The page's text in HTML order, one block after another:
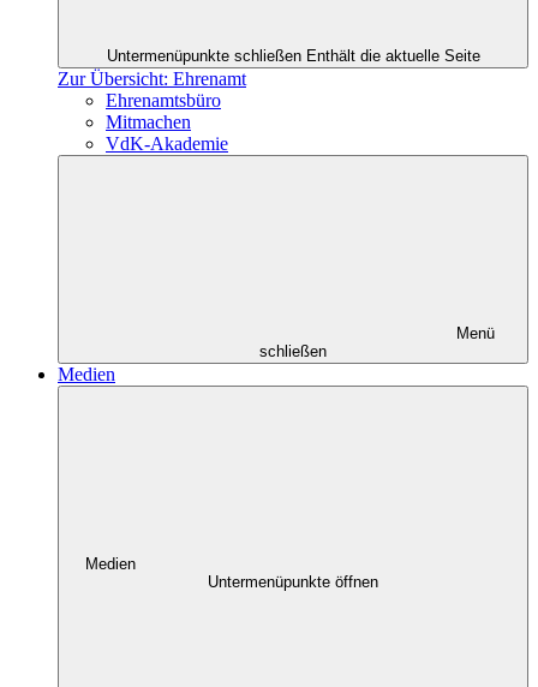
Untermenüpunkte schließen Enthält die aktuelle Seite
Zur Übersicht: Ehrenamt
Ehrenamtsbüro
Mitmachen
VdK-Akademie
Menü
schließen
Medien
Medien
Untermenüpunkte öffnen